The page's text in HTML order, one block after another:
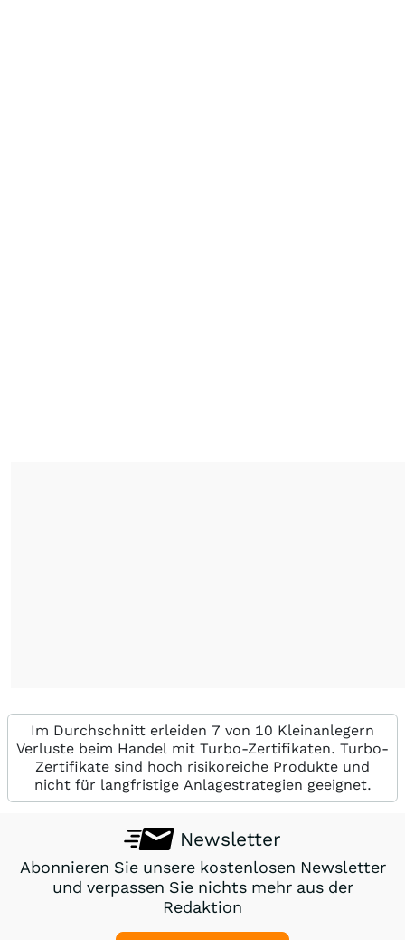
Im Durchschnitt erleiden 7 von 10 Kleinanlegern
Verluste beim Handel mit Turbo-Zertifikaten. Turbo-
Zertifikate sind hoch risikoreiche Produkte und
nicht für langfristige Anlagestrategien geeignet.
Newsletter
Abonnieren Sie unsere kostenlosen Newsletter
und verpassen Sie nichts mehr aus der
Redaktion